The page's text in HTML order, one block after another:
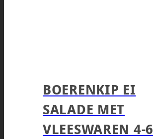
BOERENKIP EI
SALADE MET
VLEESWAREN 4-6